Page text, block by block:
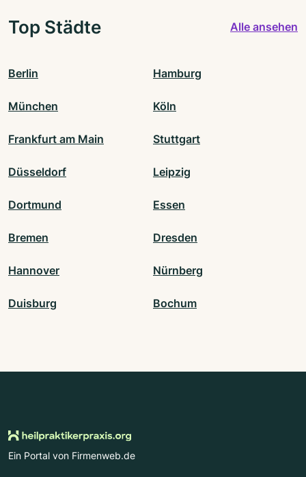
Top Städte Alle ansehen
Berlin Hamburg
München Köln
Frankfurt am Main Stuttgart
Düsseldorf Leipzig
Dortmund Essen
Bremen Dresden
Hannover Nürnberg
Duisburg Bochum
Ein Portal von Firmenweb.de